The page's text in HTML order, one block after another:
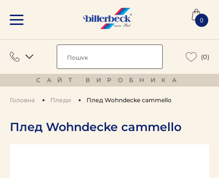
0
(0)
САЙТ ВИРОБНИКА
Головна Пледи Плед Wohndecke cammello
Плед Wohndecke cammello